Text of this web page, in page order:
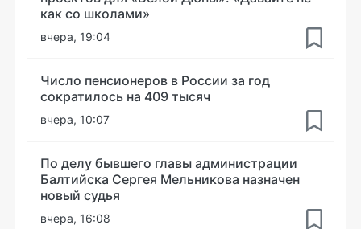
как со школами»
вчера, 19:04
Число пенсионеров в России за год
сократилось на 409 тысяч
вчера, 10:07
По делу бывшего главы администрации
Балтийска Сергея Мельникова назначен
новый судья
вчера, 16:08